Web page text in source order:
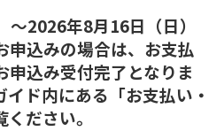
2026年8月16日（日）
込みの場合は、お支払
申込み受付完了となりま
ド内にある「お支払い・
ださい。